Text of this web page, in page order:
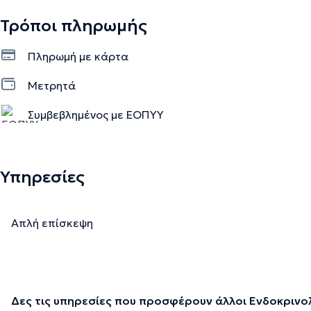
Τρόποι πληρωμής
Πληρωμή με κάρτα
Μετρητά
Συμβεβλημένος με ΕΟΠΥΥ
Υπηρεσίες
Απλή επίσκεψη
Δες τις υπηρεσίες που προσφέρουν άλλοι